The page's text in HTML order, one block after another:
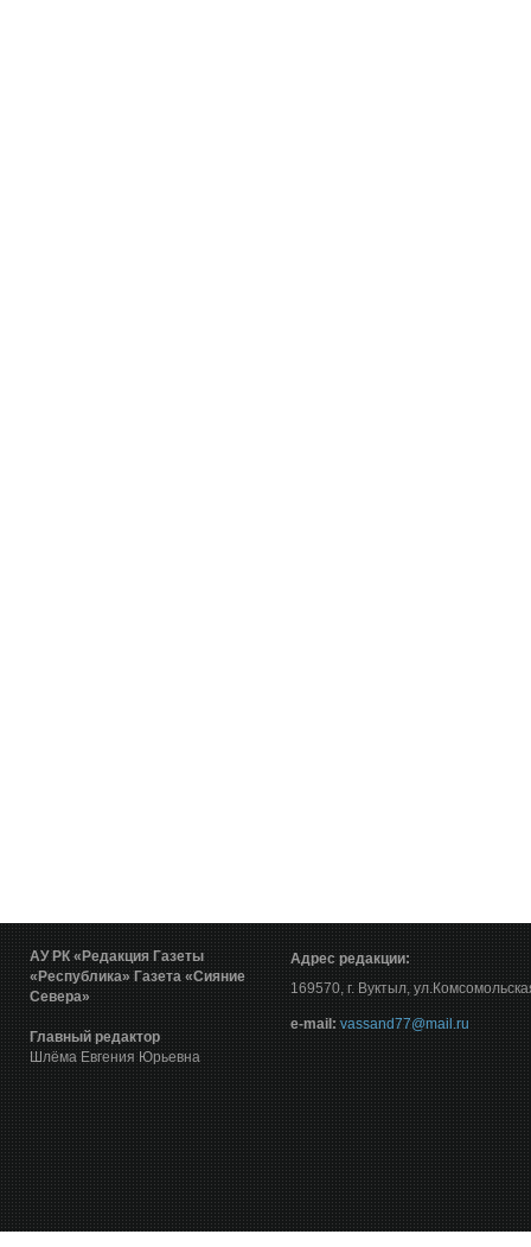
АУ РК «Редакция Газеты
«Республика» Газета «Сияние
Севера»
Главный редактор
Шлёма Евгения Юрьевна
Адрес редакции:
169570, г. Вуктыл,
е-mail: vassand77@mail.ru